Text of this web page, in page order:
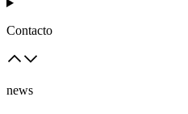
Contacto
news